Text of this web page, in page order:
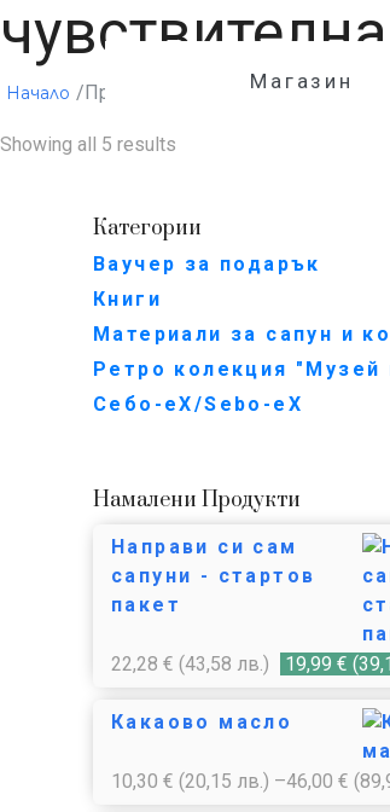
Магазин
Начало /Продукти с етикет
Showing all 5 results
Категории
Ваучер за подарък
Книги
Материали за сапун и
Ретро колекция "Музей
Себо-еХ/Sebo-eX
Намалени Продукти
Направи си сам
сапуни - стартов
пакет
22,28 € (43,58 лв.) 19,99 €
Какаово масло
10,30 € (20,15 лв.) –46,00 €